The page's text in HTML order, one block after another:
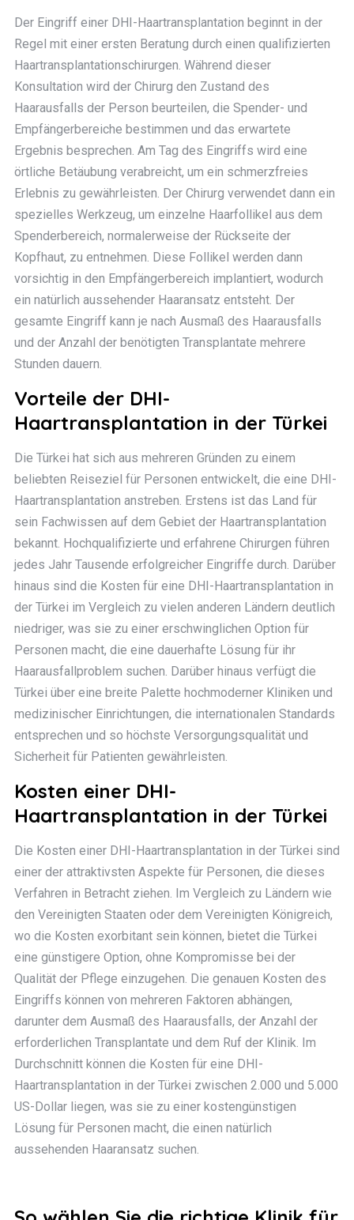
Der Eingriff einer DHI-Haartransplantation beginnt in der
Regel mit einer ersten Beratung durch einen qualifizierten
Haartransplantationschirurgen. Während dieser
Konsultation wird der Chirurg den Zustand des
Haarausfalls der Person beurteilen, die Spender- und
Empfängerbereiche bestimmen und das erwartete
Ergebnis besprechen. Am Tag des Eingriffs wird eine
örtliche Betäubung verabreicht, um ein schmerzfreies
Erlebnis zu gewährleisten. Der Chirurg verwendet dann ein
spezielles Werkzeug, um einzelne Haarfollikel aus dem
Spenderbereich, normalerweise der Rückseite der
Kopfhaut, zu entnehmen. Diese Follikel werden dann
vorsichtig in den Empfängerbereich implantiert, wodurch
ein natürlich aussehender Haaransatz entsteht. Der
gesamte Eingriff kann je nach Ausmaß des Haarausfalls
und der Anzahl der benötigten Transplantate mehrere
Stunden dauern.
Vorteile der DHI-
Haartransplantation in der Türkei
Die Türkei hat sich aus mehreren Gründen zu einem
beliebten Reiseziel für Personen entwickelt, die eine DHI-
Haartransplantation anstreben. Erstens ist das Land für
sein Fachwissen auf dem Gebiet der Haartransplantation
bekannt. Hochqualifizierte und erfahrene Chirurgen führen
jedes Jahr Tausende erfolgreicher Eingriffe durch. Darüber
hinaus sind die Kosten für eine DHI-Haartransplantation in
der Türkei im Vergleich zu vielen anderen Ländern deutlich
niedriger, was sie zu einer erschwinglichen Option für
Personen macht, die eine dauerhafte Lösung für ihr
Haarausfallproblem suchen. Darüber hinaus verfügt die
Türkei über eine breite Palette hochmoderner Kliniken und
medizinischer Einrichtungen, die internationalen Standards
entsprechen und so höchste Versorgungsqualität und
Sicherheit für Patienten gewährleisten.
Kosten einer DHI-
Haartransplantation in der Türkei
Die Kosten einer DHI-Haartransplantation in der Türkei sind
einer der attraktivsten Aspekte für Personen, die dieses
Verfahren in Betracht ziehen. Im Vergleich zu Ländern wie
den Vereinigten Staaten oder dem Vereinigten Königreich,
wo die Kosten exorbitant sein können, bietet die Türkei
eine günstigere Option, ohne Kompromisse bei der
Qualität der Pflege einzugehen. Die genauen Kosten des
Eingriffs können von mehreren Faktoren abhängen,
darunter dem Ausmaß des Haarausfalls, der Anzahl der
erforderlichen Transplantate und dem Ruf der Klinik. Im
Durchschnitt können die Kosten für eine DHI-
Haartransplantation in der Türkei zwischen 2.000 und 5.000
US-Dollar liegen, was sie zu einer kostengünstigen
Lösung für Personen macht, die einen natürlich
aussehenden Haaransatz suchen.